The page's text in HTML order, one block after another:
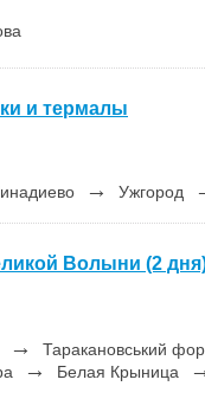
и термалы
→ Ужгород
Волыни (2
→
Таракановський
→ Белая Крыница